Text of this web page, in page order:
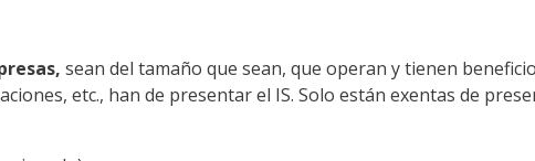
sean del tamaño que sean, que operan y tienen
etc., han de presentar el IS. Solo están exentas de